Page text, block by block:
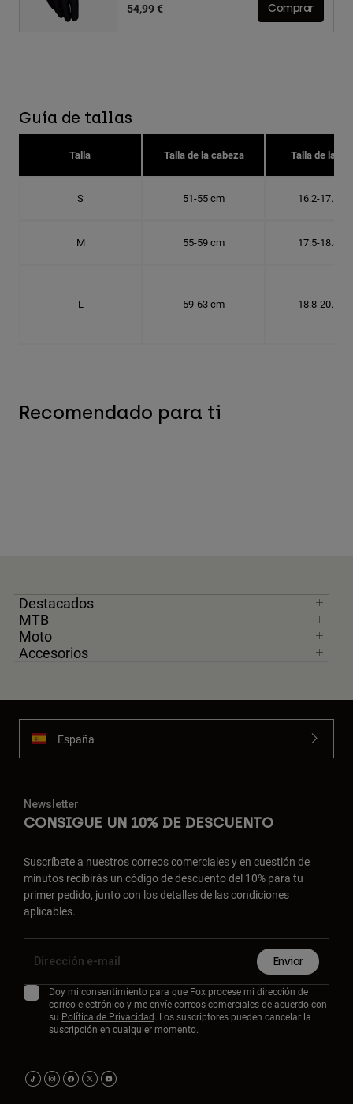
54,99 € Comprar
Guía de tallas
Talla Talla de la cabeza Talla de la
S 51-55 cm 16.2-17.5
M 55-59 cm 17.5-18.8
L 59-63 cm 18.8-20.1
Recomendado para ti
Destacados
MTB
Moto
Accesorios
España
Newsletter
CONSIGUE UN 10% DE DESCUENTO
Suscríbete a nuestros correos comerciales y en cuestión de
minutos recibirás un código de descuento del 10% para tu
primer pedido, junto con los detalles de las condiciones
aplicables.
Enviar
Doy mi consentimiento para que Fox procese mi dirección de
correo electrónico y me envíe correos comerciales de acuerdo con
su Política de Privacidad. Los suscriptores pueden cancelar la
suscripción en cualquier momento.